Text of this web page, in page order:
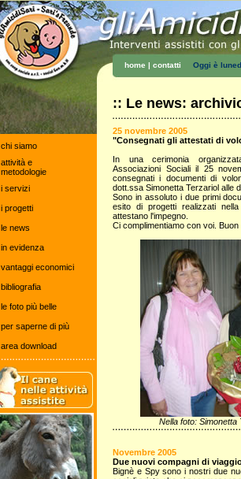
home | contatti Oggi è
chi siamo
attività e
metodologie
i servizi
i progetti
le news
in evidenza
vantaggi economici
bibliografia
le foto più belle
per saperne di più
area download
:: Le news:
25 novembre 2005
"Consegnati gli attestati di
In una cerimonia
Associazioni Sociali il 25
consegnati i documenti di
dott.ssa Simonetta Terzariol alle
Sono in assoluto i due primi
esito di progetti realizzati
attestano l'impegno.
Ci complimentiamo con voi.
Nella foto:
Novembre 2005
Due nuovi compagni di
Bignè e Spy sono i nostri due